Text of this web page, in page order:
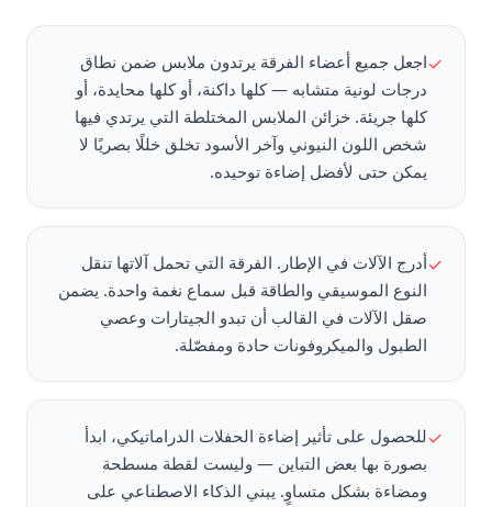
✓اجعل جميع أعضاء الفرقة يرتدون ملابس ضمن نطاق
درجات لونية متشابه — كلها داكنة، أو كلها محايدة، أو
كلها جريئة. خزائن الملابس المختلطة التي يرتدي فيها
شخص اللون النيوني وآخر الأسود تخلق خللًا بصريًا لا
يمكن حتى لأفضل إضاءة توحيده.
✓أدرج الآلات في الإطار. الفرقة التي تحمل آلاتها تنقل
النوع الموسيقي والطاقة قبل سماع نغمة واحدة. يضمن
صقل الآلات في القالب أن تبدو الجيتارات وعصي
الطبول والميكروفونات حادة ومفصّلة.
✓للحصول على تأثير إضاءة الحفلات الدراماتيكي، ابدأ
بصورة بها بعض التباين — وليست لقطة مسطحة
ومضاءة بشكل متساوٍ. يبني الذكاء الاصطناعي على